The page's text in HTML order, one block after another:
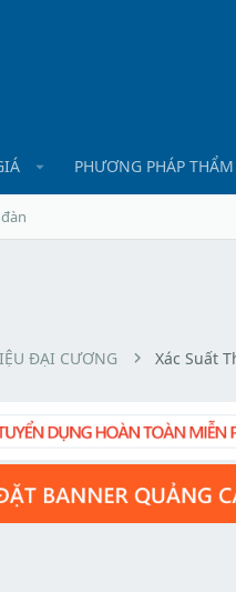
PHƯƠNG PHÁP
ĐẠI CƯƠNG Xác Suất